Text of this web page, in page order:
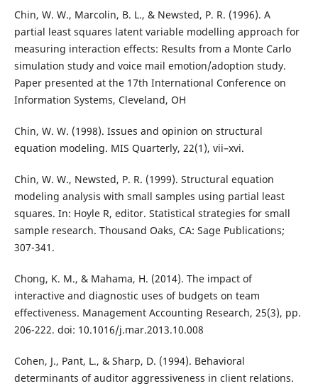
Chin, W. W., Marcolin, B. L., & Newsted, P. R. (1996). A
partial least squares latent variable modelling approach for
measuring interaction effects: Results from a Monte Carlo
simulation study and voice mail emotion/adoption study.
Paper presented at the 17th International Conference on
Information Systems, Cleveland, OH
Chin, W. W. (1998). Issues and opinion on structural
equation modeling. MIS Quarterly, 22(1), vii–xvi.
Chin, W. W., Newsted, P. R. (1999). Structural equation
modeling analysis with small samples using partial least
squares. In: Hoyle R, editor. Statistical strategies for small
sample research. Thousand Oaks, CA: Sage Publications;
307-341.
Chong, K. M., & Mahama, H. (2014). The impact of
interactive and diagnostic uses of budgets on team
effectiveness. Management Accounting Research, 25(3), pp.
206-222. doi: 10.1016/j.mar.2013.10.008
Cohen, J., Pant, L., & Sharp, D. (1994). Behavioral
determinants of auditor aggressiveness in client relations.